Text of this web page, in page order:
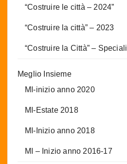
“Costruire le città – 2024”
“Costruire la città” – 2023
“Costruire la Città” – Speciali
Meglio Insieme
MI-inizio anno 2020
MI-Estate 2018
MI-Inizio anno 2018
MI – Inizio anno 2016-17